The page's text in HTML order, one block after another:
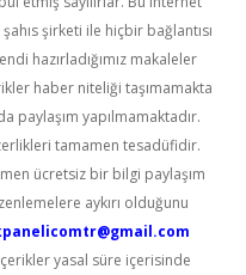
şirketi ile hiçbir bağlantısı
hazırladığımız makaleler
haber niteliği taşımamakta
paylaşım yapılmamaktadır.
tamamen tesadüfidir.
ücretsiz bir bilgi paylaşım
aykırı olduğunu
yasal süre içerisinde